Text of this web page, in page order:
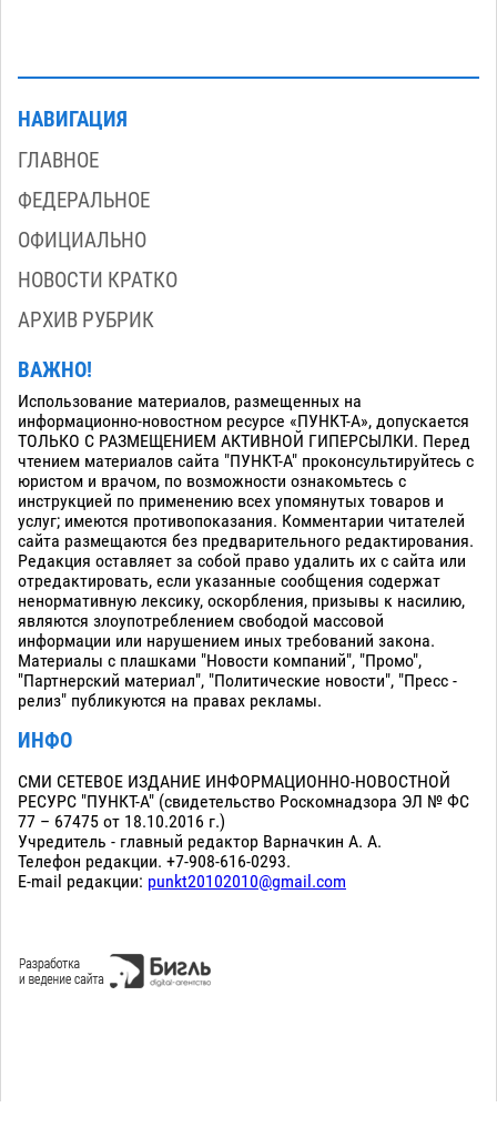
НАВИГАЦИЯ
ГЛАВНОЕ
ФЕДЕРАЛЬНОЕ
ОФИЦИАЛЬНО
НОВОСТИ КРАТКО
АРХИВ РУБРИК
ВАЖНО!
Использование материалов, размещенных на
информационно-новостном ресурсе «ПУНКТ-А», допускается
ТОЛЬКО С РАЗМЕЩЕНИЕМ АКТИВНОЙ ГИПЕРСЫЛКИ. Перед
чтением материалов сайта "ПУНКТ-А" проконсультируйтесь с
юристом и врачом, по возможности ознакомьтесь с
инструкцией по применению всех упомянутых товаров и
услуг; имеются противопоказания. Комментарии читателей
сайта размещаются без предварительного редактирования.
Редакция оставляет за собой право удалить их с сайта или
отредактировать, если указанные сообщения содержат
ненормативную лексику, оскорбления, призывы к насилию,
являются злоупотреблением свободой массовой
информации или нарушением иных требований закона.
Материалы с плашками "Новости компаний", "Промо",
"Партнерский материал", "Политические новости", "Пресс -
релиз" публикуются на правах рекламы.
ИНФО
СМИ СЕТЕВОЕ ИЗДАНИЕ ИНФОРМАЦИОННО-НОВОСТНОЙ
РЕСУРС "ПУНКТ-А" (свидетельство Роскомнадзора ЭЛ № ФС
77 – 67475 от 18.10.2016 г.)
Учредитель - главный редактор Варначкин А. А.
Телефон редакции. +7-908-616-0293.
E-mail редакции: punkt20102010@gmail.com